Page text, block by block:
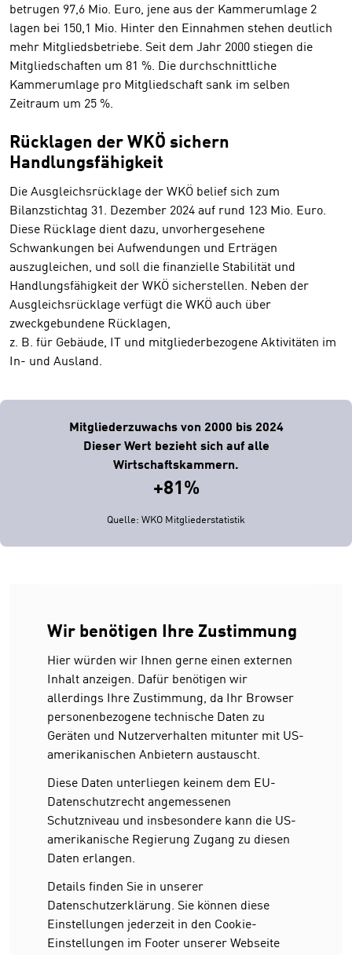
betrugen 97,6 Mio. Euro, jene aus der Kammerumlage 2
lagen bei 150,1 Mio. Hinter den Einnahmen stehen deutlich
mehr Mitgliedsbetriebe. Seit dem Jahr 2000 stiegen die
Mitgliedschaften um 81 %. Die durchschnittliche
Kammerumlage pro Mitgliedschaft sank im selben
Zeitraum um 25 %.
Rücklagen der WKÖ sichern
Handlungsfähigkeit
Die Ausgleichsrücklage der WKÖ belief sich zum
Bilanzstichtag 31. Dezember 2024 auf rund 123 Mio. Euro.
Diese Rücklage dient dazu, unvorhergesehene
Schwankungen bei Aufwendungen und Erträgen
auszugleichen, und soll die finanzielle Stabilität und
Handlungsfähigkeit der WKÖ sicherstellen. Neben der
Ausgleichsrücklage verfügt die WKÖ auch über
zweckgebundene Rücklagen,
z. B. für Gebäude, IT und mitgliederbezogene Aktivitäten im
In- und Ausland.
Mitgliederzuwachs von 2000 bis 2024
Dieser Wert bezieht sich auf alle
Wirtschaftskammern.
+81%
Quelle: WKO Mitgliederstatistik
Wir benötigen Ihre Zustimmung
Hier würden wir Ihnen gerne einen externen
Inhalt anzeigen. Dafür benötigen wir
allerdings Ihre Zustimmung, da Ihr Browser
personenbezogene technische Daten zu
Geräten und Nutzerverhalten mitunter mit US-
amerikanischen Anbietern austauscht.
Diese Daten unterliegen keinem dem EU-
Datenschutzrecht angemessenen
Schutzniveau und insbesondere kann die US-
amerikanische Regierung Zugang zu diesen
Daten erlangen.
Details finden Sie in unserer
Datenschutzerklärung. Sie können diese
Einstellungen jederzeit in den Cookie-
Einstellungen im Footer unserer Webseite